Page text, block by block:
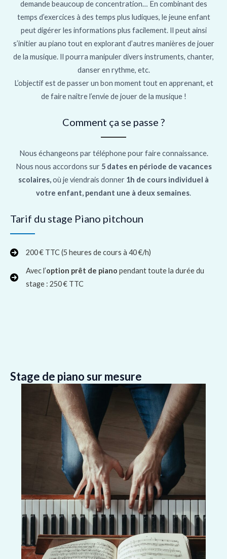
demande beaucoup de concentration… En combinant des
temps d’exercices à des temps plus ludiques, le jeune enfant
peut digérer les informations plus facilement. Il peut ainsi
s’initier au piano tout en explorant d’autres manières de jouer
de la musique. Il pourra manipuler divers instruments, chanter,
danser en rythme, etc.
L’objectif est de passer un bon moment tout en apprenant, et
de faire naître l’envie de jouer de la musique !
Comment ça se passe ?
Nous échangeons par téléphone pour faire connaissance.
Nous nous accordons sur 5 dates en période de vacances
scolaires,où je viendrais donner 1h de cours individuel à
votre enfant, pendant une à deux semaines.
Tarif du stage Piano pitchoun
200 € TTC (5 heures de cours à 40 €/h)
Avec l’option prêt de piano pendant toute la durée du
stage : 250 € TTC
Stage de piano sur mesure